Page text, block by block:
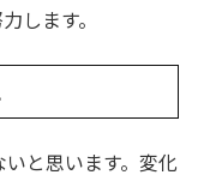
します。
と思います。変化